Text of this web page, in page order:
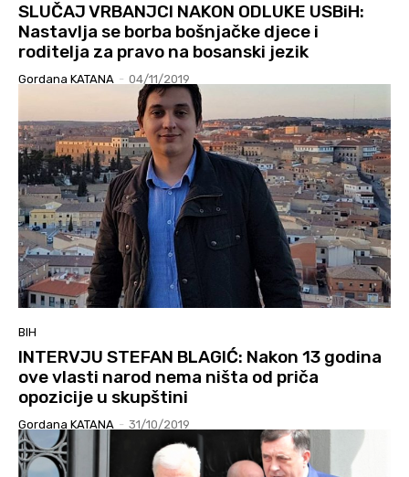
SLUČAJ VRBANJCI NAKON ODLUKE USBiH:
Nastavlja se borba bošnjačke djece i
roditelja za pravo na bosanski jezik
Gordana KATANA - 04/11/2019
BIH
INTERVJU STEFAN BLAGIĆ: Nakon 13 godina
ove vlasti narod nema ništa od priča
opozicije u skupštini
Gordana KATANA - 31/10/2019